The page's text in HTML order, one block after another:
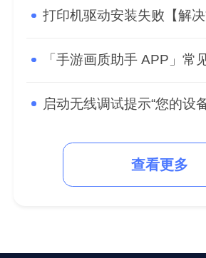
打印机驱动安装失败【解决
「手游画质助手 APP」常
查看更多